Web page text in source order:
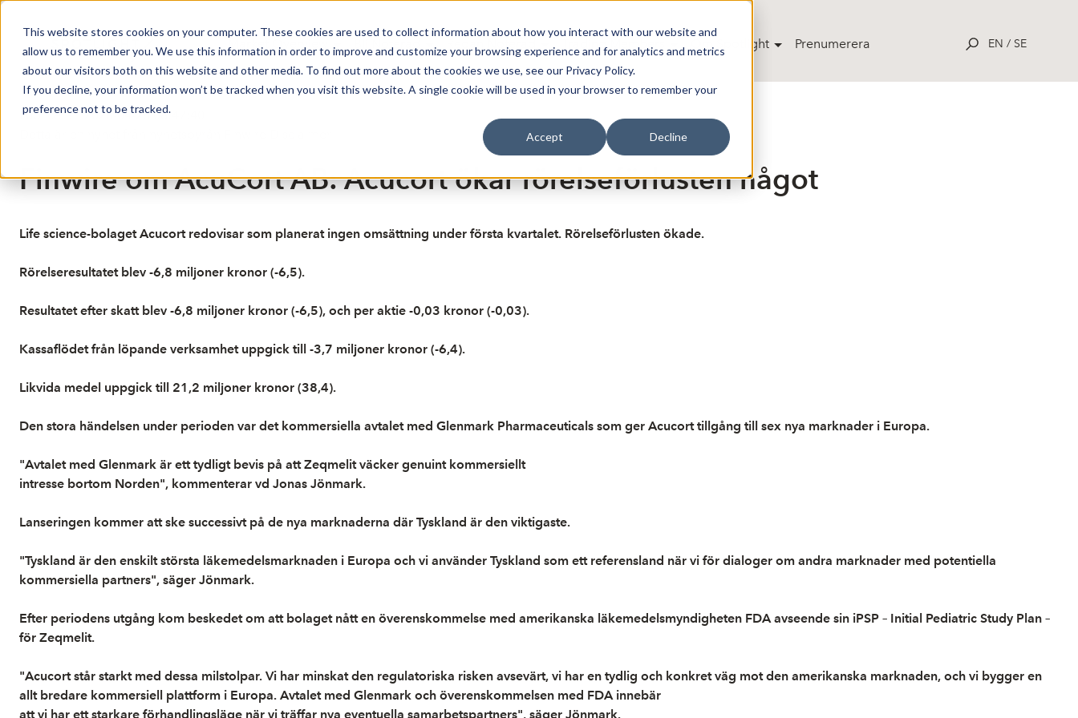
This website stores cookies on your computer. These cookies are used to collect information about how you interact with our website and
allow us to remember you. We use this information in order to improve and customize your browsing experience and for analytics and metrics
about our visitors both on this website and other media. To find out more about the cookies we use, see our Privacy Policy.
If you decline, your information won’t be tracked when you visit this website. A single cookie will be used in your browser to remember your
preference not to be tracked.
Accept Decline
Om Spotlight Prenumerera EN / SE
Publicerat: 2026-04-28 08:47:40
Finwire om AcuCort AB: Acucort ökar rörelseförlusten något
Life science-bolaget Acucort redovisar som planerat ingen omsättning under första kvartalet. Rörelseförlusten ökade.
Rörelseresultatet blev -6,8 miljoner kronor (-6,5).
Resultatet efter skatt blev -6,8 miljoner kronor (-6,5), och per aktie -0,03 kronor (-0,03).
Kassaflödet från löpande verksamhet uppgick till -3,7 miljoner kronor (-6,4).
Likvida medel uppgick till 21,2 miljoner kronor (38,4).
Den stora händelsen under perioden var det kommersiella avtalet med Glenmark Pharmaceuticals som ger Acucort tillgång till sex nya marknader i Europa.
"Avtalet med Glenmark är ett tydligt bevis på att Zeqmelit väcker genuint kommersiellt
intresse bortom Norden", kommenterar vd Jonas Jönmark.
Lanseringen kommer att ske successivt på de nya marknaderna där Tyskland är den viktigaste.
"Tyskland är den enskilt största läkemedelsmarknaden i Europa och vi använder Tyskland som ett referensland när vi för dialoger om andra marknader med potentiella
kommersiella partners", säger Jönmark.
Efter periodens utgång kom beskedet om att bolaget nått en överenskommelse med amerikanska läkemedelsmyndigheten FDA avseende sin iPSP – Initial Pediatric Study Plan –
för Zeqmelit.
"Acucort står starkt med dessa milstolpar. Vi har minskat den regulatoriska risken avsevärt, vi har en tydlig och konkret väg mot den amerikanska marknaden, och vi bygger en
allt bredare kommersiell plattform i Europa. Avtalet med Glenmark och överenskommelsen med FDA innebär
att vi har ett starkare förhandlingsläge när vi träffar nya eventuella samarbetspartners", säger Jönmark.